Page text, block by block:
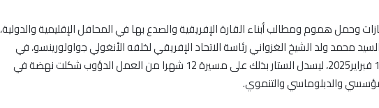
وحمل هموم ومطالب أبناء القارة الإفريقية والصدع بها في المحافل الإقليمية والدولية،
محمد ولد الشيخ الغزواني رئاسة الاتحاد الإفريقي لخلفه الأنغولي جواولورينسو، في
القمة الـ 38 بأديس أبابا يوم 15 فبراير2025، ليسدل الستار بذلك على مسيرة 12 شهرا من العمل الدؤوب شكلت نهضة في
والدبلوماسي والتنموي.